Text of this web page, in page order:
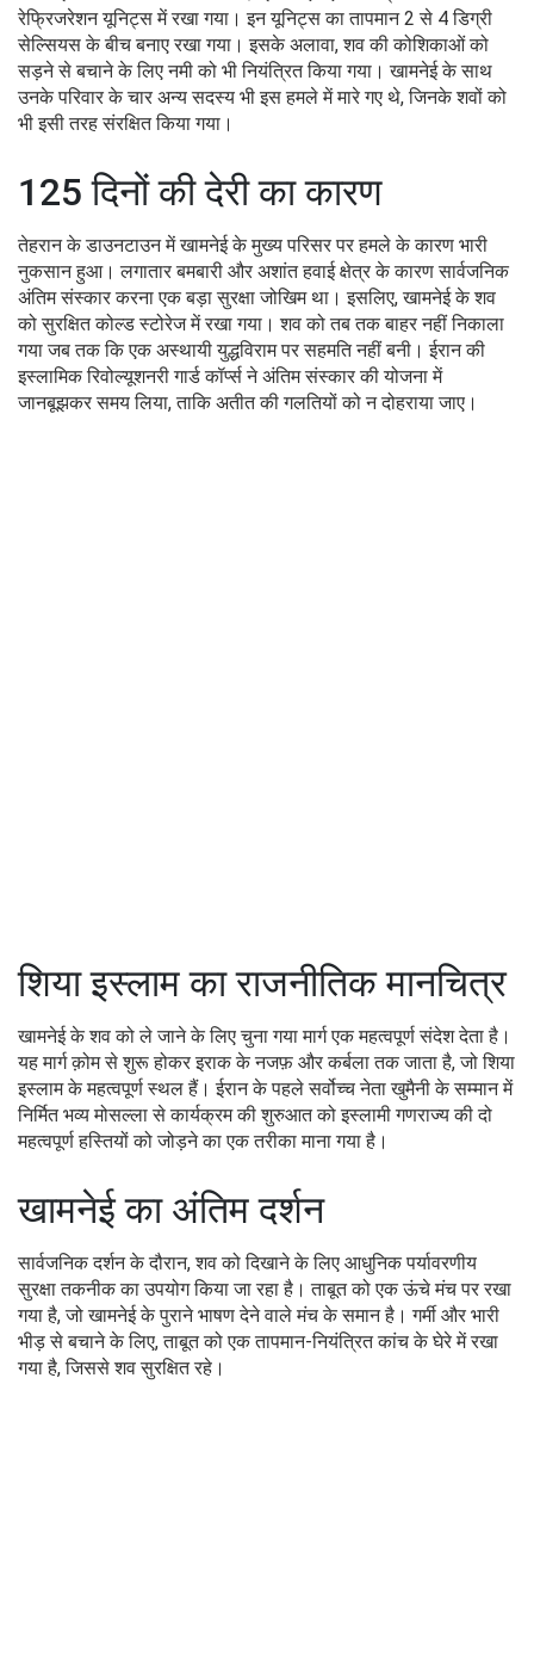
रेफ्रिजरेशन यूनिट्स में रखा गया। इन यूनिट्स का तापमान 2 से 4 डिग्री
सेल्सियस के बीच बनाए रखा गया। इसके अलावा, शव की कोशिकाओं को
सड़ने से बचाने के लिए नमी को भी नियंत्रित किया गया। खामनेई के साथ
उनके परिवार के चार अन्य सदस्य भी इस हमले में मारे गए थे, जिनके शवों को
भी इसी तरह संरक्षित किया गया।
125 दिनों की देरी का कारण
तेहरान के डाउनटाउन में खामनेई के मुख्य परिसर पर हमले के कारण भारी
नुकसान हुआ। लगातार बमबारी और अशांत हवाई क्षेत्र के कारण सार्वजनिक
अंतिम संस्कार करना एक बड़ा सुरक्षा जोखिम था। इसलिए, खामनेई के शव
को सुरक्षित कोल्ड स्टोरेज में रखा गया। शव को तब तक बाहर नहीं निकाला
गया जब तक कि एक अस्थायी युद्धविराम पर सहमति नहीं बनी। ईरान की
इस्लामिक रिवोल्यूशनरी गार्ड कॉर्प्स ने अंतिम संस्कार की योजना में
जानबूझकर समय लिया, ताकि अतीत की गलतियों को न दोहराया जाए।
शिया इस्लाम का राजनीतिक मानचित्र
खामनेई के शव को ले जाने के लिए चुना गया मार्ग एक महत्वपूर्ण संदेश देता है।
यह मार्ग क़ोम से शुरू होकर इराक के नजफ़ और कर्बला तक जाता है, जो शिया
इस्लाम के महत्वपूर्ण स्थल हैं। ईरान के पहले सर्वोच्च नेता खुमैनी के सम्मान में
निर्मित भव्य मोसल्ला से कार्यक्रम की शुरुआत को इस्लामी गणराज्य की दो
महत्वपूर्ण हस्तियों को जोड़ने का एक तरीका माना गया है।
खामनेई का अंतिम दर्शन
सार्वजनिक दर्शन के दौरान, शव को दिखाने के लिए आधुनिक पर्यावरणीय
सुरक्षा तकनीक का उपयोग किया जा रहा है। ताबूत को एक ऊंचे मंच पर रखा
गया है, जो खामनेई के पुराने भाषण देने वाले मंच के समान है। गर्मी और भारी
भीड़ से बचाने के लिए, ताबूत को एक तापमान-नियंत्रित कांच के घेरे में रखा
गया है, जिससे शव सुरक्षित रहे।